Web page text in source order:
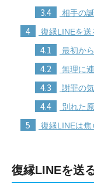
3.4 相手の
4 復縁LINEを送
4.1 最初か
4.2 無理に
4.3 謝罪の
4.4 別れた
5 復縁LINEは焦
復縁LINEを送